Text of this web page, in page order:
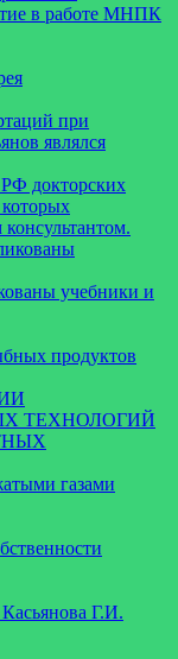
в работе МНПК
при
являлся
докторских
учебники и
продуктов
ТЕХНОЛОГИЙ
газами
Г.И.